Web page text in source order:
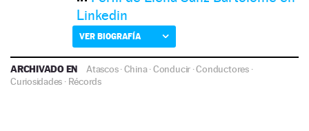
Linkedin
VER BIOGRAFÍA
ARCHIVADO EN Atascos·China·Conducir ·Conductores·
Curiosidades · Récords